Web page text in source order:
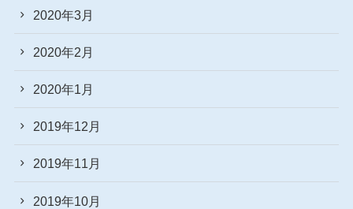
2020年3月
2020年2月
2020年1月
2019年12月
2019年11月
2019年10月